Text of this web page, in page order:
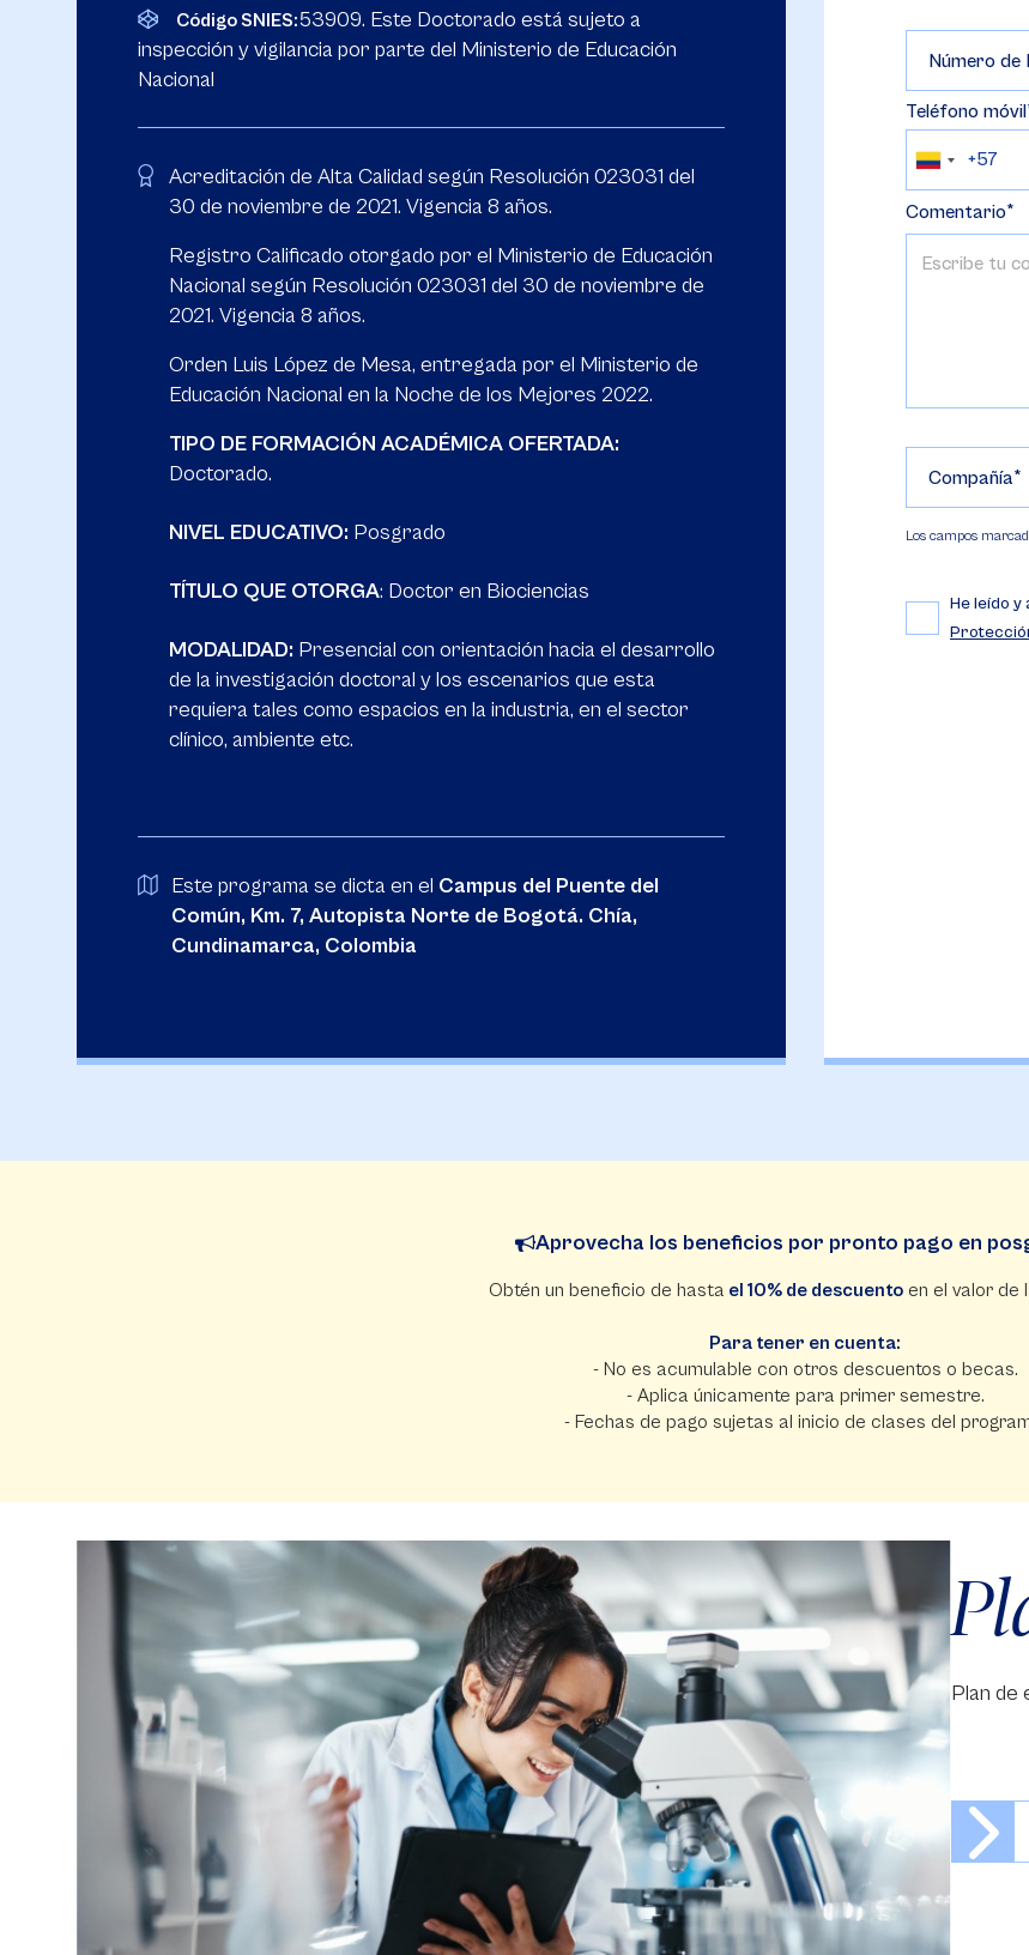
Código SNIES:53909. Este Doctorado está sujeto a
inspección y vigilancia por parte del Ministerio de Educación
Nacional
Acreditación de Alta Calidad según Resolución 023031 del
30 de noviembre de 2021. Vigencia 8 años.
Registro Calificado otorgado por el Ministerio de Educación
Nacional según Resolución 023031 del 30 de noviembre de
2021. Vigencia 8 años.
Orden Luis López de Mesa, entregada por el Ministerio de
Educación Nacional en la Noche de los Mejores 2022.
TIPO DE FORMACIÓN ACADÉMICA OFERTADA:
Doctorado.
NIVEL EDUCATIVO: Posgrado
TÍTULO QUE OTORGA: Doctor en Biociencias
MODALIDAD: Presencial con orientación hacia el desarrollo
de la investigación doctoral y los escenarios que esta
requiera tales como espacios en la industria, en el sector
clínico, ambiente etc.
Este programa se dicta en el Campus del Puente del
Común, Km. 7, Autopista Norte de Bogotá. Chía,
Cundinamarca, Colombia
Número de
Teléfono móvil
Comentario
Compañía
Los campos
He leído
Aprovecha los beneficios por pronto pago en
Obtén un beneficio de hasta el 10% de descuentoen el valor de
Para tener en cuenta:
- No es acumulable con otros descuentos o becas.
- Aplica únicamente para primer semestre.
- Fechas de pago sujetas al inicio de clases del
Plan de